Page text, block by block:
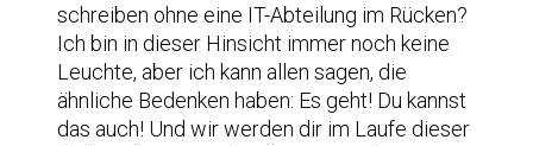
schreiben ohne eine IT-Abteilung im Rücken?
Ich bin in dieser Hinsicht immer noch keine
Leuchte, aber ich kann allen sagen, die
ähnliche Bedenken haben: Es geht! Du kannst
das auch! Und wir werden dir im Laufe dieser